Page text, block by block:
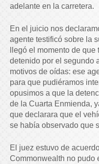
adelante en la carretera.
En el juicio nos
agente testificó sobre la
llegó el momento de
detenido por el segundo
motivos de oídas: ese
para que pudiéramos
opusimos a que la
de la Cuarta Enmienda,
que declarara que el
se había observado que
El juez estuvo de
Commonwealth no pudo